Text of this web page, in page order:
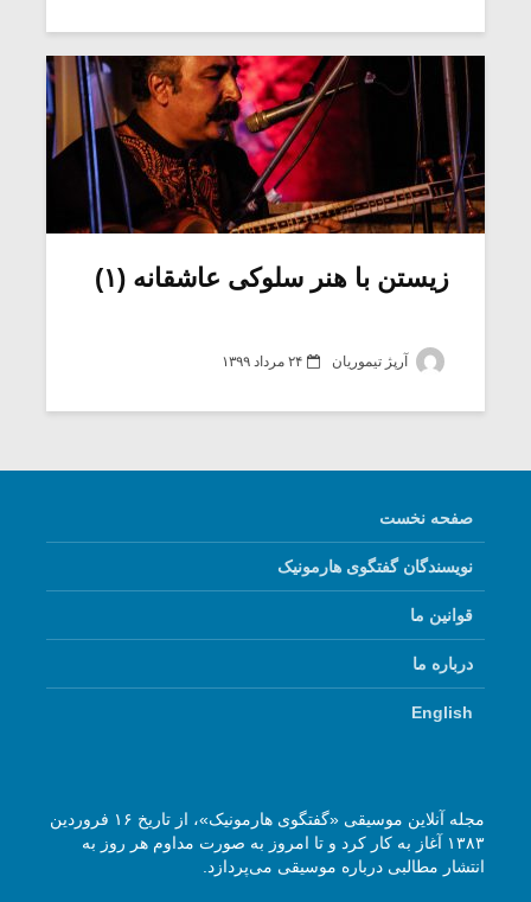
زیستن با هنر سلوکی عاشقانه (۱)
آرپژ تیموریان ۲۴ مرداد ۱۳۹۹
صفحه نخست
نویسندگان گفتگوی هارمونیک
قوانین ما
درباره ما
English
مجله آنلاین موسیقی «گفتگوی هارمونیک»، از تاریخ ۱۶ فروردین
۱۳۸۳ آغاز به کار کرد و تا امروز به صورت مداوم هر روز به
انتشار مطالبی درباره موسیقی می‌پردازد.
میکلوش روژا
شیش و نیم»
مشهورترین باشی،
موسیقی